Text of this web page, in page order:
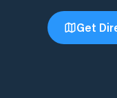
Get